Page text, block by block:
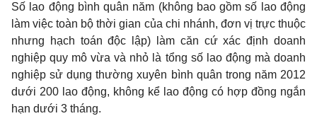
Số lao động bình quân năm (không bao gồm số lao động
làm việc toàn bộ thời gian của chi nhánh, đơn vị trực thuộc
nhưng hạch toán độc lập) làm căn cứ xác định doanh
nghiệp quy mô vừa và nhỏ là tổng số lao động mà doanh
nghiệp sử dụng thường xuyên bình quân trong năm 2012
dưới 200 lao động, không kể lao động có hợp đồng ngắn
hạn dưới 3 tháng.